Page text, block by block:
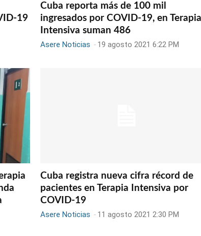
19
Cuba reporta más de 100 mil
ingresados por COVID-19, en Terapia
Intensiva suman 486
Asere Noticias - 19 agosto 2021 6:22 PM
Cuba registra nueva cifra récord de
pacientes en Terapia Intensiva por
COVID-19
Asere Noticias - 11 agosto 2021 2:30 PM